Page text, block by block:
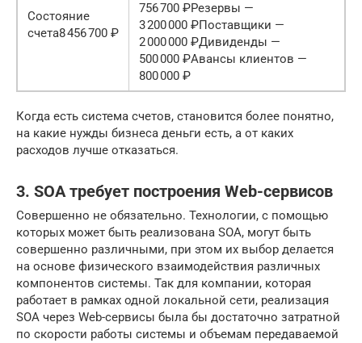
Состояние
счета8 456 700 ₽
756 700 ₽Резервы —
3 200 000 ₽Поставщики —
2 000 000 ₽Дивиденды —
500 000 ₽Авансы клиентов —
800 000 ₽
Когда есть система счетов, становится более понятно,
на какие нужды бизнеса деньги есть, а от каких
расходов лучше отказаться.
3. SOA требует построения Web-сервисов
Совершенно не обязательно. Технологии, с помощью
которых может быть реализована SOA, могут быть
совершенно различными, при этом их выбор делается
на основе физического взаимодействия различных
компонентов системы. Так для компании, которая
работает в рамках одной локальной сети, реализация
SOA через Web-сервисы была бы достаточно затратной
по скорости работы системы и объемам передаваемой